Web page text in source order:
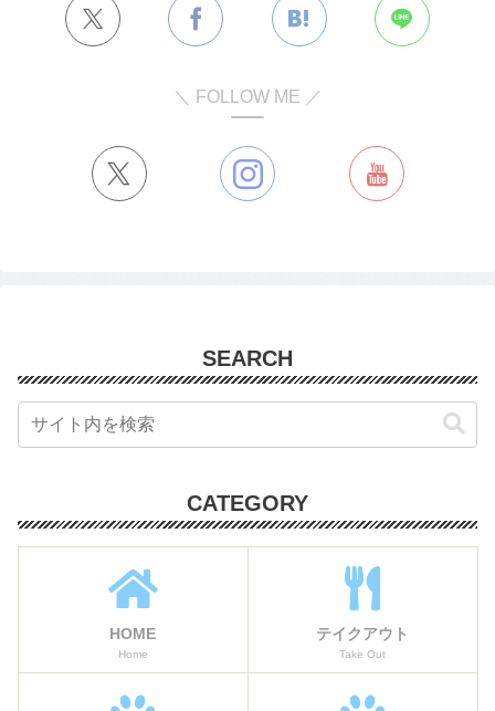
＼ FOLLOW ME ／
SEARCH
CATEGORY
HOME
Home
テイクアウト
Take Out